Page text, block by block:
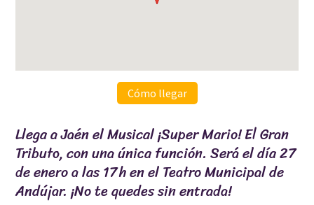
Cómo llegar
Llega a Jaén el Musical ¡Super Mario! El Gran
Tributo, con una única función. Será el día 27
de enero a las 17 h en el Teatro Municipal de
Andújar. ¡No te quedes sin entrada!